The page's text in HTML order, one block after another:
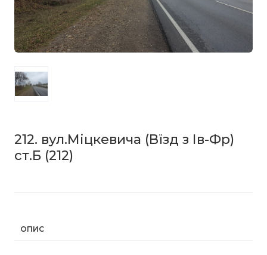
212. вул.Міцкевича (Вїзд з Ів-Фр)
ст.Б (212)
ОПИС